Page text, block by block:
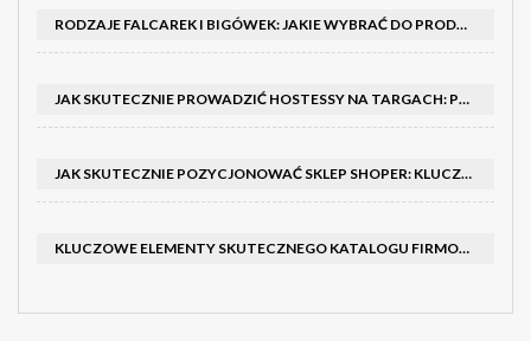
RODZAJE FALCAREK I BIGÓWEK: JAKIE WYBRAĆ DO PRODUKCJI?
JAK SKUTECZNIE PROWADZIĆ HOSTESSY NA TARGACH: PORADNIK I SZKOLENIA
JAK SKUTECZNIE POZYCJONOWAĆ SKLEP SHOPER: KLUCZOWE KROKI I STRATEGIE
KLUCZOWE ELEMENTY SKUTECZNEGO KATALOGU FIRMOWEGO I BROSZURY